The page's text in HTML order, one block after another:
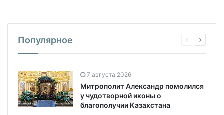
Популярное
7 августа 2026
Митрополит Александр помолился
у чудотворной иконы о
благополучии Казахстана